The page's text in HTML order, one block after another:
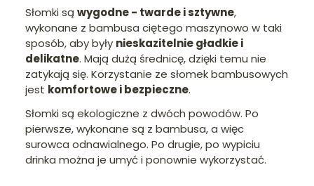
Słomki są wygodne - twarde i sztywne,
wykonane z bambusa ciętego maszynowo w taki
sposób, aby były nieskazitelnie gładkie i
delikatne. Mają dużą średnicę, dzięki temu nie
zatykają się. Korzystanie ze słomek bambusowych
jest komfortowe i bezpieczne.
Słomki są ekologiczne z dwóch powodów. Po
pierwsze, wykonane są z bambusa, a więc
surowca odnawialnego. Po drugie, po wypiciu
drinka można je umyć i ponownie wykorzystać.